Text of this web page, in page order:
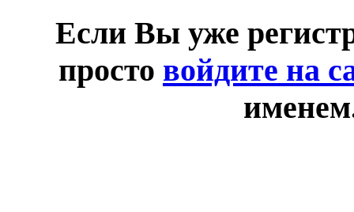
Если Вы уже
просто войдите на